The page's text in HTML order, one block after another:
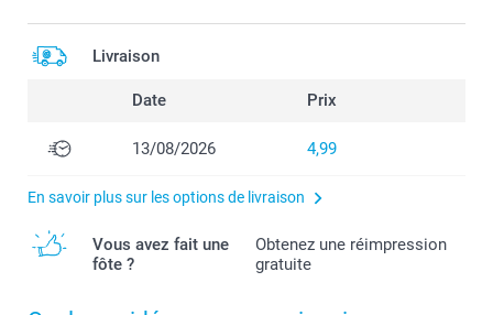
Livraison
Date Prix
13/08/2026 4,99
En savoir plus sur les options de livraison
Vous avez fait une
fôte ?
Obtenez une réimpression
gratuite